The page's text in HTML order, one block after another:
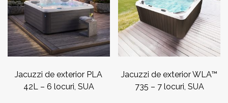
Jacuzzi de exterior PLA
42L – 6 locuri, SUA
Jacuzzi de exterior WLA™
735 – 7 locuri, SUA